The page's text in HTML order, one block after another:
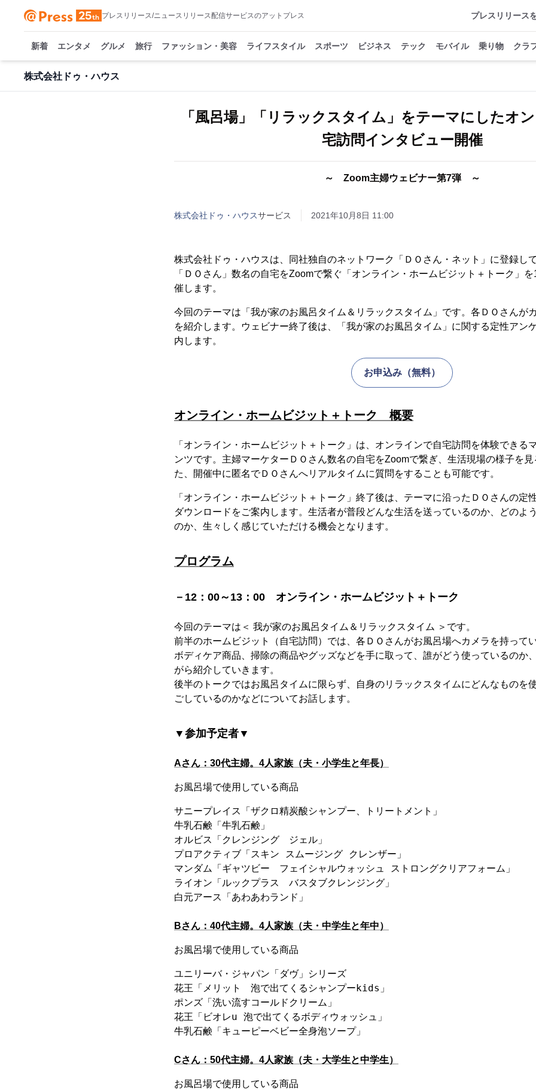
プレスリリース/ニュースリリース配信サービスのアットプレス プレスリリース
新着 エンタメ グルメ 旅行 ファッション・美容 ライフスタイル スポーツ ビジネス テック モバイル 乗り物 クラ
株式会社ドゥ・ハウス
「風呂場」「リラックスタイム」をテーマにしたオ
宅訪問インタビュー開催
～ Zoom主婦ウェビナー第7弾 ～
株式会社ドゥ・ハウスサービス 2021年10月8日 11:00
株式会社ドゥ・ハウスは、同社独自のネットワーク「ＤＯさん・ネット」に登録し
「ＤＯさん」数名の自宅をZoomで繋ぐ「オンライン・ホームビジット＋トーク」
催します。
今回のテーマは「我が家のお風呂タイム＆リラックスタイム」です。各ＤＯさんが
を紹介します。ウェビナー終了後は、「我が家のお風呂タイム」に関する定性アン
内します。
お申込み（無料）
オンライン・ホームビジット＋トーク 概要
「オンライン・ホームビジット＋トーク」は、オンラインで自宅訪問を体験できる
ンツです。主婦マーケターＤＯさん数名の自宅をZoomで繋ぎ、生活現場の様子を見
た、開催中に匿名でＤＯさんへリアルタイムに質問をすることも可能です。
「オンライン・ホームビジット＋トーク」終了後は、テーマに沿ったＤＯさんの定
ダウンロードをご案内します。生活者が普段どんな生活を送っているのか、どのよ
のか、生々しく感じていただける機会となります。
プログラム
－12：00～13：00 オンライン・ホームビジット＋トーク
今回のテーマは＜ 我が家のお風呂タイム＆リラックスタイム ＞です。
前半のホームビジット（自宅訪問）では、各ＤＯさんがお風呂場へカメラを持って
ボディケア商品、掃除の商品やグッズなどを手に取って、誰がどう使っているのか
がら紹介していきます。
後半のトークではお風呂タイムに限らず、自身のリラックスタイムにどんなものを
ごしているのかなどについてお話します。
▼参加予定者▼
Aさん：30代主婦。4人家族（夫・小学生と年長）
お風呂場で使用している商品
サニープレイス「ザクロ精炭酸シャンプー、トリートメント」
牛乳石鹸「牛乳石鹸」
オルビス「クレンジング　ジェル」
プロアクティブ「スキン スムージング クレンザー」
マンダム「ギャツビー　フェイシャルウォッシュ ストロングクリアフォーム」
ライオン「ルックプラス　バスタブクレンジング」
Bさん：40代主婦。4人家族（夫・中学生と年中）
お風呂場で使用している商品
ユニリーバ・ジャパン「ダヴ」シリーズ
花王「メリット　泡で出てくるシャンプーkids」
ポンズ「洗い流すコールドクリーム」
花王「ビオレu 泡で出てくるボディウォッシュ」
Cさん：50代主婦。4人家族（夫・大学生と中学生）
お風呂場で使用している商品